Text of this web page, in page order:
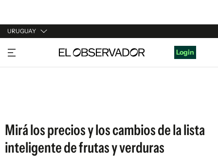
URUGUAY
URUGUAY
ARGENTINA
Login
Mirá los precios y los cambios de la lista
inteligente de frutas y verduras